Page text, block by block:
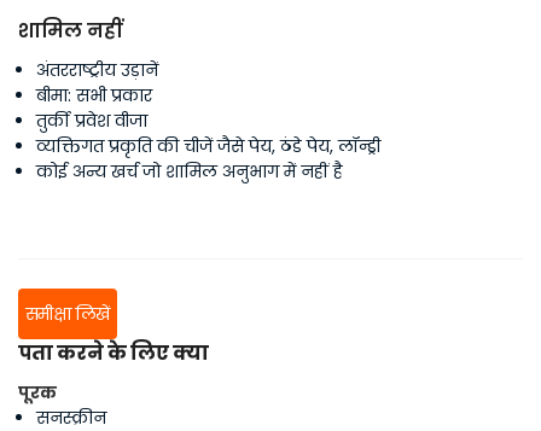
शामिल नहीं
अंतरराष्ट्रीय उड़ानें
बीमा: सभी प्रकार
तुर्की प्रवेश वीजा
व्यक्तिगत प्रकृति की चीजें जैसे पेय, ठंडे पेय, लॉन्ड्री
कोई अन्य खर्च जो शामिल अनुभाग में नहीं है
समीक्षा लिखें
पता करने के लिए क्या
पूरक
सनस्क्रीन